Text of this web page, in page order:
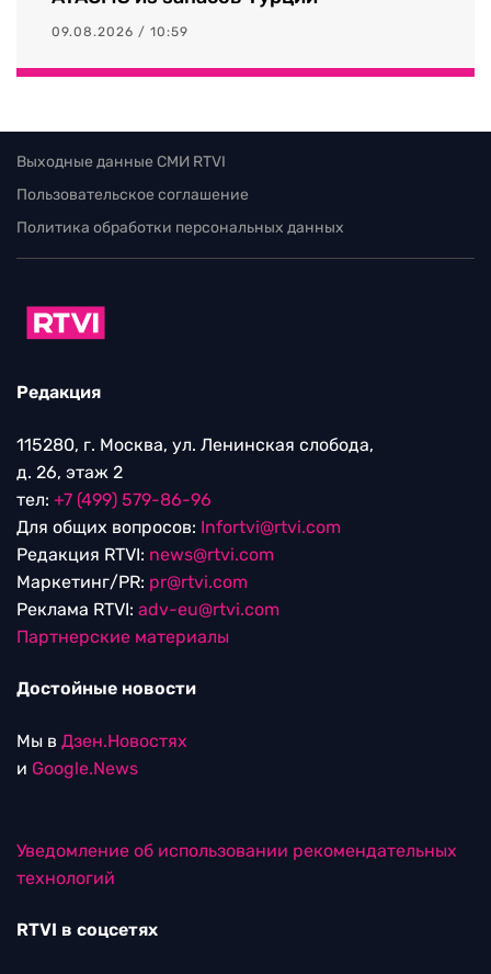
09.08.2026 / 10:59
Выходные данные СМИ RTVI
Пользовательское соглашение
Политика обработки персональных данных
Редакция
115280, г. Москва, ул. Ленинская слобода,
д. 26, этаж 2
тел: +7 (499) 579-86-96
Для общих вопросов: Infortvi@rtvi.com
Редакция RTVI: news@rtvi.com
Маркетинг/PR: pr@rtvi.com
Реклама RTVI: adv-eu@rtvi.com
Партнерские материалы
Достойные новости
Мы в Дзен.Новостях
и Google.News
Уведомление об использовании рекомендательных
технологий
RTVI в соцсетях